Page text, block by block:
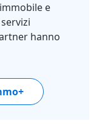
e
hanno